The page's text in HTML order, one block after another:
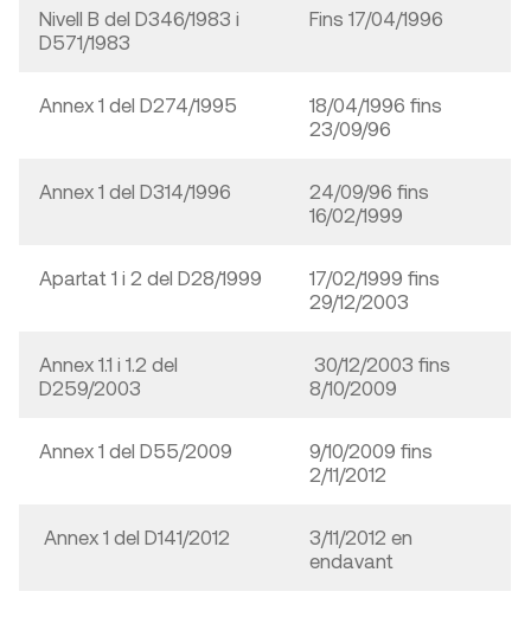
Nivell B del D346/1983 i
D571/1983
Fins 17/04/1996
Annex 1 del D274/1995
18/04/1996 fins
23/09/96
Annex 1 del D314/1996
24/09/96 fins
16/02/1999
Apartat 1 i 2 del D28/1999
17/02/1999 fins
29/12/2003
Annex 1.1 i 1.2 del
D259/2003
30/12/2003 fins
8/10/2009
Annex 1 del D55/2009
9/10/2009 fins
2/11/2012
Annex 1 del D141/2012
3/11/2012 en
endavant